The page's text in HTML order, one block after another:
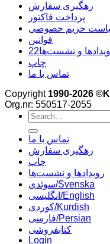
رهگیری سفارش
پرداخت فاکتور
حریم خصوصی
قوانین
و نشست‌ها
چاپ
تماس با ما
Copyright 1990-2026
Org.nr: 550517-2055
Search
for:
تماس با ما
رهگیری سفارش
چاپ
رویدادها و نشست‌ها
سوئدی/Svenska
انگلیسی/English
کوردی/Kurdish
فارسی/Persian
کتابفروشی
Login